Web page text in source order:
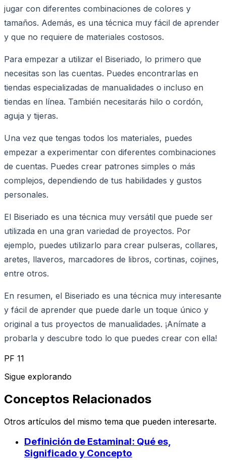
jugar con diferentes combinaciones de colores y
tamaños. Además, es una técnica muy fácil de aprender
y que no requiere de materiales costosos.
Para empezar a utilizar el Biseriado, lo primero que
necesitas son las cuentas. Puedes encontrarlas en
tiendas especializadas de manualidades o incluso en
tiendas en línea. También necesitarás hilo o cordón,
aguja y tijeras.
Una vez que tengas todos los materiales, puedes
empezar a experimentar con diferentes combinaciones
de cuentas. Puedes crear patrones simples o más
complejos, dependiendo de tus habilidades y gustos
personales.
El Biseriado es una técnica muy versátil que puede ser
utilizada en una gran variedad de proyectos. Por
ejemplo, puedes utilizarlo para crear pulseras, collares,
aretes, llaveros, marcadores de libros, cortinas, cojines,
entre otros.
En resumen, el Biseriado es una técnica muy interesante
y fácil de aprender que puede darle un toque único y
original a tus proyectos de manualidades. ¡Anímate a
probarla y descubre todo lo que puedes crear con ella!
PF 11
Sigue explorando
Conceptos Relacionados
Otros artículos del mismo tema que pueden interesarte.
Definición de Estaminal: Qué es,
Significado y Concepto